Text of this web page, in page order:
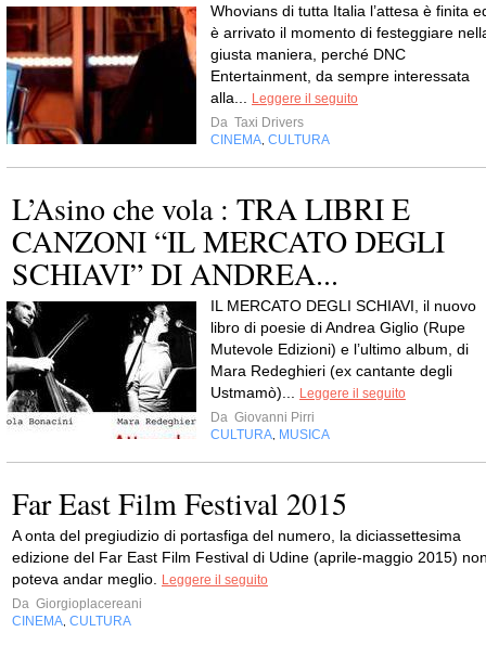
Whovians di tutta Italia l’attesa è finita
è arrivato il momento di festeggiare
giusta maniera, perché DNC
Entertainment, da sempre interessata
alla...
Leggere il seguito
Da Taxi Drivers
CINEMA CULTURA
L’Asino che vola : TRA LIBRI E
CANZONI “IL MERCATO DEGLI
SCHIAVI” DI ANDREA...
IL MERCATO DEGLI SCHIAVI, il nuovo
libro di poesie di Andrea Giglio (Rupe
Mutevole Edizioni) e l’ultimo album, di
Mara Redeghieri (ex cantante degli
Ustmamò)...
Leggere il seguito
Da Giovanni Pirri
CULTURA MUSICA
Far East Film Festival 2015
A onta del pregiudizio di portasfiga del numero, la diciassettesima
edizione del Far East Film Festival di Udine (aprile-maggio 2015)
poteva andar meglio.
Leggere il seguito
Da Giorgioplacereani
CINEMA CULTURA